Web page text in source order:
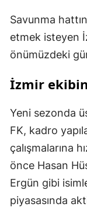
Savunma
etmek isteyen
önümüzdeki
İzmir
Yeni sezonda
FK, kadro
çalışmalarına
önce Hasan
Ergün gibi
piyasasında